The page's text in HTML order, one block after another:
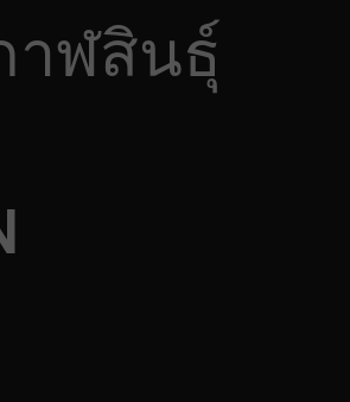
าฬสินธุ์